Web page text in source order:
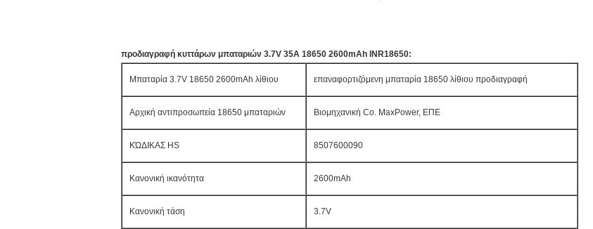
προδιαγραφή κυττάρων μπαταριών 3.7V 35A 18650 2600mAh INR18650:
Μπαταρία 3.7V 18650 2600mAh λίθιου επαναφορτιζόμενη μπαταρία 18650 λίθιου προδιαγραφή
Αρχική αντιπροσωπεία 18650 μπαταριών Βιομηχανική Co. MaxPower, ΕΠΕ
ΚΏΔΙΚΑΣ HS 8507600090
Κανονική ικανότητα 2600mAh
Κανονική τάση 3.7V